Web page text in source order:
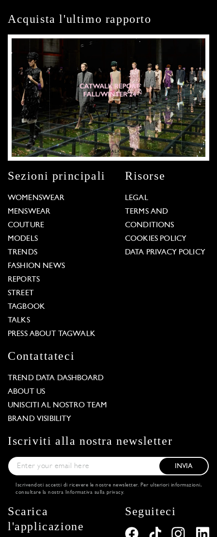
Acquista l'ultimo rapporto
Sezioni principali
WOMENSWEAR
MENSWEAR
COUTURE
MODELS
TRENDS
FASHION NEWS
REPORTS
STREET
TAGBOOK
TALKS
PRESS ABOUT TAGWALK
Risorse
LEGAL
TERMS AND
CONDITIONS
COOKIES POLICY
DATA PRIVACY POLICY
Contattateci
TREND DATA DASHBOARD
ABOUT US
UNISCITI AL NOSTRO TEAM
BRAND VISIBILITY
Iscriviti alla nostra newsletter
INVIA
Iscrivendoti accetti di ricevere le nostre newsletter. Per ulteriori informazioni,
consultare la nostra
Informativa sulla privacy.
Scarica
l'applicazione
Seguiteci